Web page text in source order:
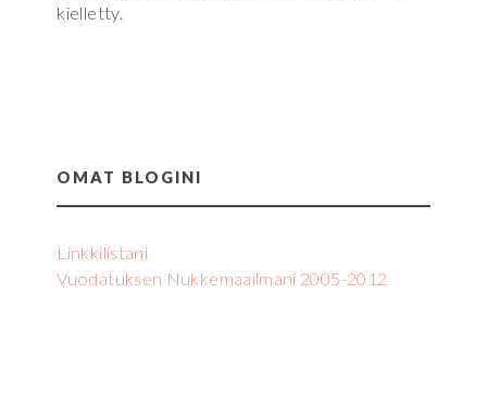
kielletty.
OMAT BLOGINI
Linkkilistani
Vuodatuksen Nukkemaailmani 2005-2012